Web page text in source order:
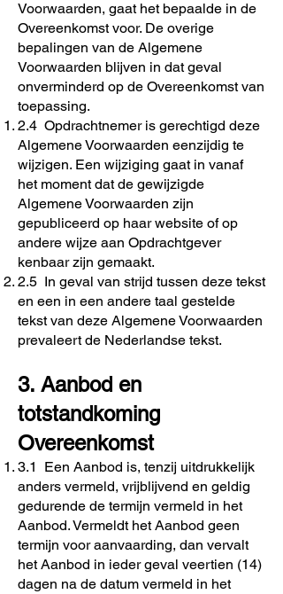
Voorwaarden, gaat het bepaalde in de
Overeenkomst voor. De overige
bepalingen van de Algemene
Voorwaarden blijven in dat geval
onverminderd op de Overeenkomst van
toepassing.
2.4 Opdrachtnemer is gerechtigd deze
Algemene Voorwaarden eenzijdig te
wijzigen. Een wijziging gaat in vanaf
het moment dat de gewijzigde
Algemene Voorwaarden zijn
gepubliceerd op haar website of op
andere wijze aan Opdrachtgever
kenbaar zijn gemaakt.
2.5 In geval van strijd tussen deze tekst
en een in een andere taal gestelde
tekst van deze Algemene Voorwaarden
prevaleert de Nederlandse tekst.
3. Aanbod en
totstandkoming
Overeenkomst
3.1 Een Aanbod is, tenzij uitdrukkelijk
anders vermeld, vrijblijvend en geldig
gedurende de termijn vermeld in het
Aanbod. Vermeldt het Aanbod geen
termijn voor aanvaarding, dan vervalt
het Aanbod in ieder geval veertien (14)
dagen na de datum vermeld in het